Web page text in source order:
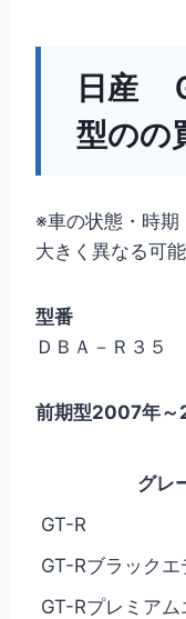
日産
型のの
※車の状態・時期
大きく異なる可
型番
ＤＢＡ－Ｒ３５
前期型2007年～
グレ
GT-R
GT-Rブラック
GT-Rプレミア